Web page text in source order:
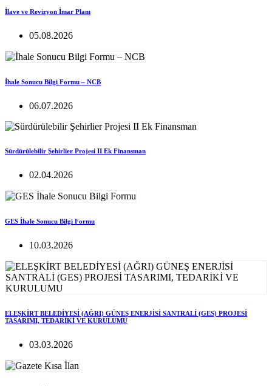
İlave ve Revizyon İmar Planı
05.08.2026
İhale Sonucu Bilgi Formu – NCB
06.07.2026
Sürdürülebilir Şehirlier Projesi II Ek Finansman
02.04.2026
GES İhale Sonucu Bilgi Formu
10.03.2026
ELEŞKİRT BELEDİYESİ (AĞRI) GÜNEŞ ENERJİSİ SANTRALİ (GES) PROJESİ
TASARIMI, TEDARİKİ VE KURULUMU
03.03.2026